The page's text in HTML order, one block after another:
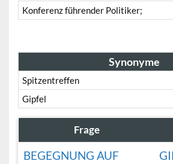
Konferenz führender Politiker;
Synonyme
Spitzentreffen
Gipfel
Frage
BEGEGNUNG AUF